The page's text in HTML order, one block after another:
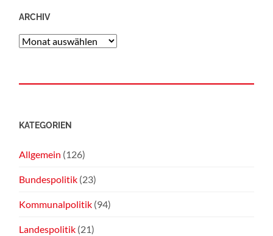
ARCHIV
KATEGORIEN
Allgemein (126)
Bundespolitik (23)
Kommunalpolitik (94)
Landespolitik (21)